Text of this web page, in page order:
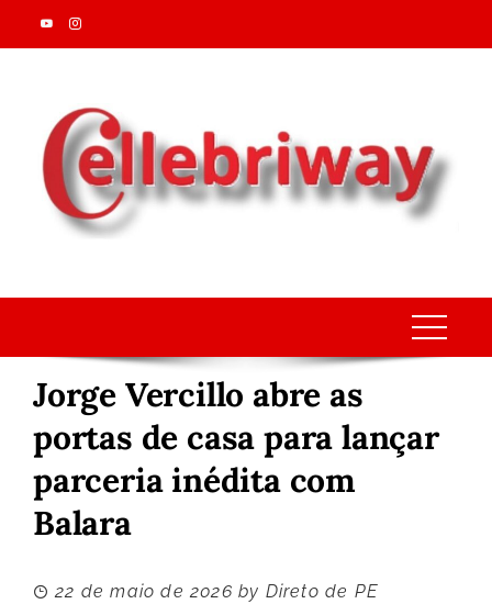
Skip
to
Jorge Vercillo abre as
portas de casa para lançar
parceria inédita com
Balara
22 de maio de 2026 by Direto de PE